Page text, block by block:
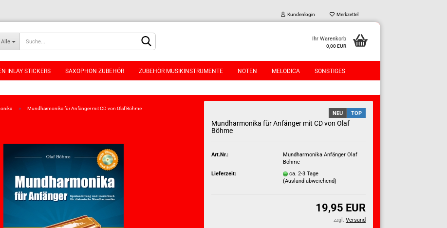
Kundenlogin
Passwort vergessen?
Merkzettel
Alle Ihr Warenkorb
0,00 EUR
INLAY STICKERS SAXOPHON ZUBEHÖR ZUBEHÖR MUSIKINSTRUMENTE NOTEN MELODICA SONSTIGES
» Mundharmonika für Anfänger mit CD von Olaf Böhme
NEU TOP
Mundharmonika für Anfänger mit CD von Olaf
Böhme
Art.Nr.:
Mundharmonika Anfänger Olaf
Böhme
Lieferzeit:
ca. 2-3 Tage
(Ausland abweichend)
19,95 EUR
zzgl. Versand